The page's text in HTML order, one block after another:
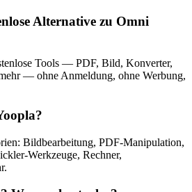
Alternative zu Omni
Tools — PDF, Bild, Konverter,
— ohne Anmeldung, ohne Werbung,
Bildbearbeitung, PDF-Manipulation,
Werkzeuge, Rechner,